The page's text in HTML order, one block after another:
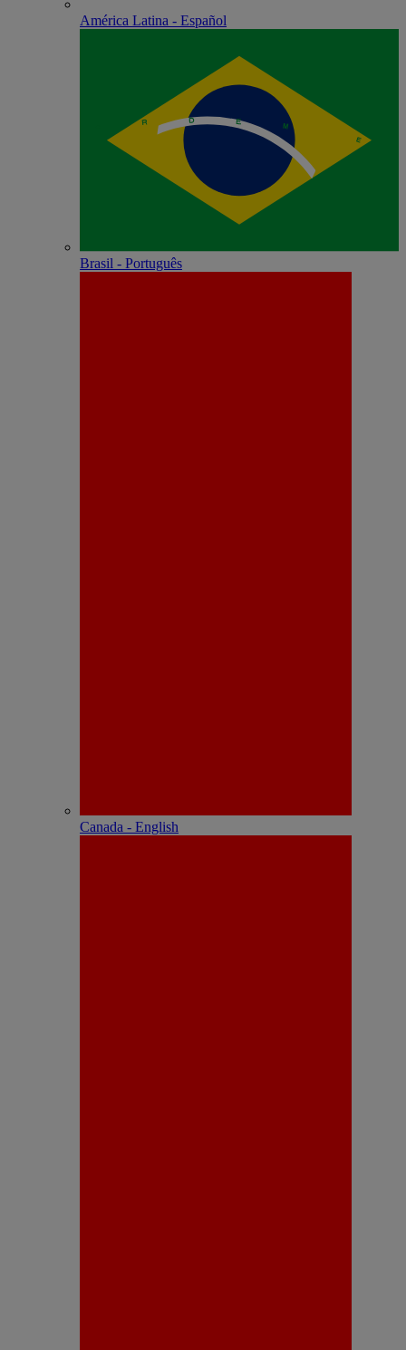
América Latina - Español
Brasil - Português
Canada - English